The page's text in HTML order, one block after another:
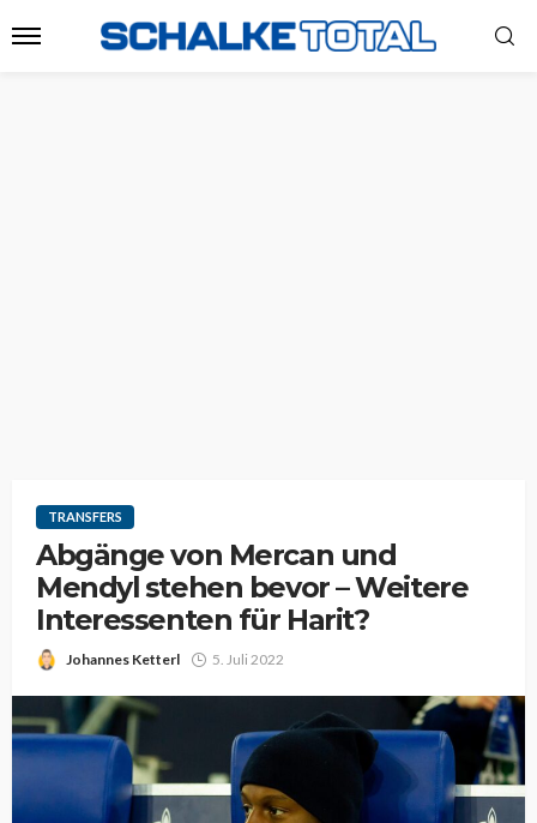
TRANSFERS
Abgänge von Mercan und
Mendyl stehen bevor – Weitere
Interessenten für Harit?
Johannes Ketterl 5. Juli 2022